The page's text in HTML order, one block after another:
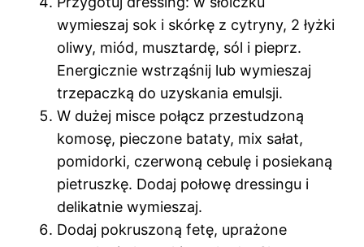
wymieszaj sok i skórkę z cytryny, 2 łyżki
oliwy, miód, musztardę, sól i pieprz.
Energicznie wstrząśnij lub wymieszaj
trzepaczką do uzyskania emulsji.
W dużej misce połącz przestudzoną
komosę, pieczone bataty, mix sałat,
pomidorki, czerwoną cebulę i posiekaną
pietruszkę. Dodaj połowę dressingu i
delikatnie wymieszaj.
Dodaj pokruszoną fetę, uprażone